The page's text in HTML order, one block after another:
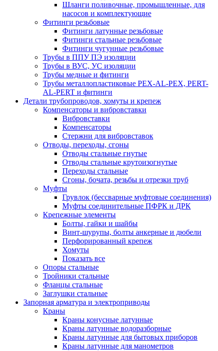
Шланги поливочные, промышленные, для
насосов и комплектующие
Фитинги резьбовые
Фитинги латунные резьбовые
Фитинги стальные резьбовые
Фитинги чугунные резьбовые
Трубы в ППУ ПЭ изоляции
Трубы в ВУС, УС изоляции
Трубы медные и фитинги
Трубы металлопластиковые PEX-AL-PEX, PERT-
AL-PERT и фитинги
Детали трубопроводов, хомуты и крепеж
Компенсаторы и вибровставки
Вибровставки
Компенсаторы
Стержни для вибровставок
Отводы, переходы, сгоны
Отводы стальные гнутые
Отводы стальные крутоизогнутые
Переходы стальные
Сгоны, бочата, резьбы и отрезки труб
Муфты
Грувлок (бессварные муфтовые соединения)
Муфты соединительные ПФРК и ДРК
Крепежные элементы
Болты, гайки и шайбы
Винт-шурупы, болты анкерные и дюбели
Перфорированный крепеж
Хомуты
Показать все
Опоры стальные
Тройники стальные
Фланцы стальные
Заглушки стальные
Запорная арматура и электроприводы
Краны
Краны конусные латунные
Краны латунные водоразборные
Краны латунные для бытовых приборов
Краны латунные для манометров